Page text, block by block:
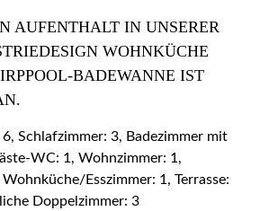
AUFENTHALT IN UNSERER
WOHNKÜCHE L
BADEWANNE IST G
Schlafzimmer: 3, Badezimmer mit
WC: 1, Wohnzimmer: 1,
Esszimmer: 1, Terrasse:
Doppelzimmer: 3